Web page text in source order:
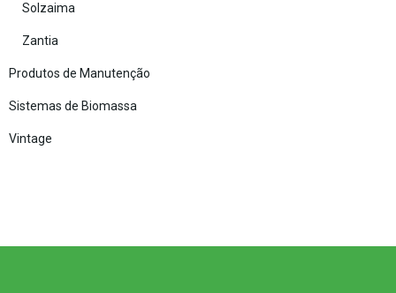
Solzaima
Zantia
Produtos de Manutenção
Sistemas de Biomassa
Vintage